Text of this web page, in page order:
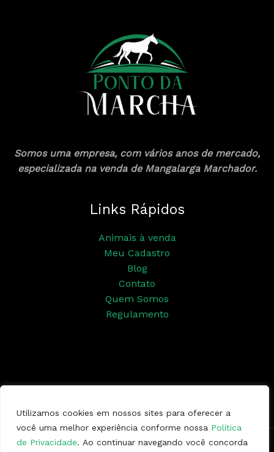
Utilizamos cookies em nossos sites para oferecer a
você uma melhor experiência conforme nossa Política
de Privacidade. Ao continuar navegando você concorda
Somos uma empresa, com vários anos de mercado,
especializada na venda de Mangalarga Marchador.
Links Rápidos
Animais à venda
Meu Cadastro
Blog
Contato
Quem Somos
Regulamento